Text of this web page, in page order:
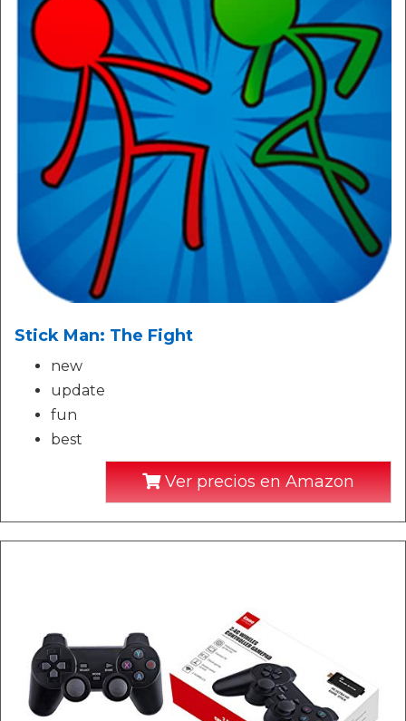
Stick Man: The Fight
new
update
fun
best
Ver precios en Amazon